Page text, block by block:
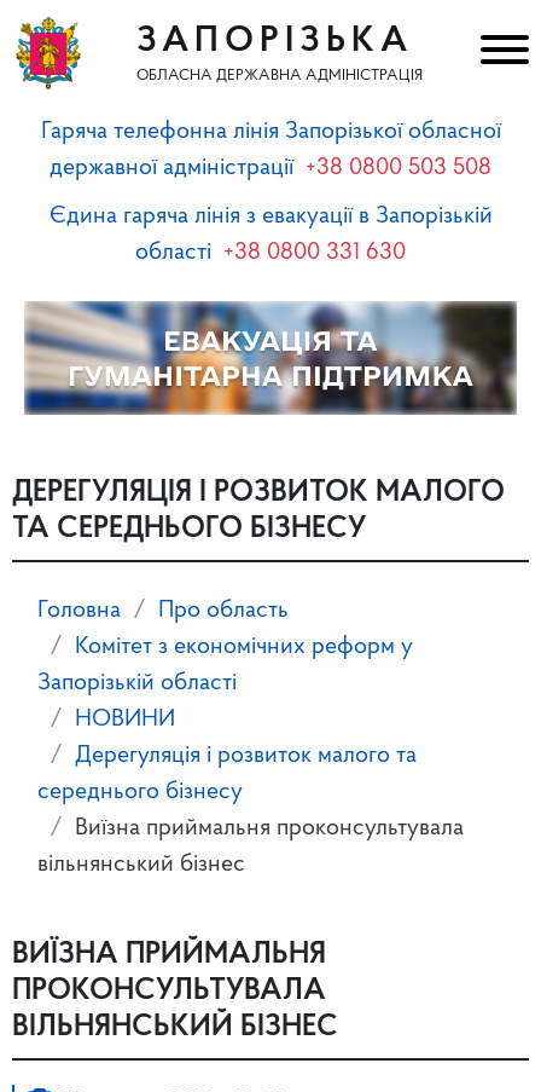
ЗАПОРІЗЬКА
ОБЛАСНА ДЕРЖАВНА АДМІНІСТРАЦІЯ
Гаряча телефонна лінія Запорізької обласної
державної адміністрації +38 0800 503 508
Єдина гаряча лінія з евакуації в Запорізькій
області +38 0800 331 630
ДЕРЕГУЛЯЦІЯ І РОЗВИТОК МАЛОГО
ТА СЕРЕДНЬОГО БІЗНЕСУ
Головна
Про область
Комітет з економічних реформ у
Запорізькій області
НОВИНИ
Дерегуляція і розвиток малого та
середнього бізнесу
Виїзна приймальня проконсультувала
вільнянський бізнес
ВИЇЗНА ПРИЙМАЛЬНЯ
ПРОКОНСУЛЬТУВАЛА
ВІЛЬНЯНСЬКИЙ БІЗНЕС